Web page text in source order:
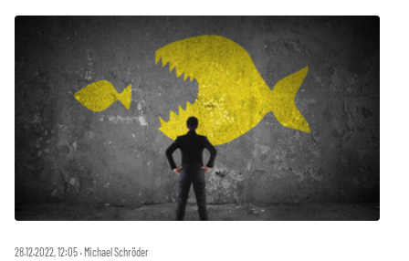
28.12.2022, 12:05 ‧ Michael Schröder